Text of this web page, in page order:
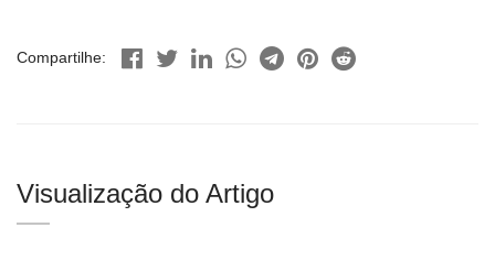
Compartilhe:
Visualização do Artigo